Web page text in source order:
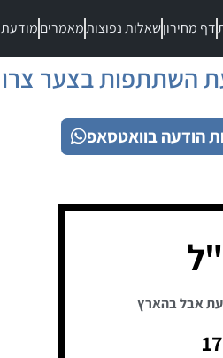
דף מחירוןשאלות נפוצותמאמרים
השתתפות בצער
הודעה בוואטסאפ
אבל בהארץ